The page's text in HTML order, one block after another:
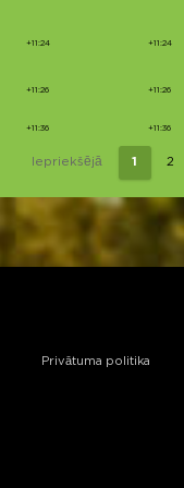
+11:24 +11:24
+11:26 +11:26
+11:36 +11:36
Iepriekšējā 1 2
Privātuma politika